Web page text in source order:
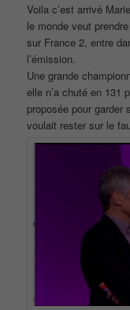
Voila c’est arrivé
le monde veut
sur France 2, entre
l’émission.
Une grande
elle n’a chuté en 131
proposée pour garder
voulait rester sur le